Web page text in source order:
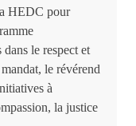
HEDC pour
le respect et
le révérend
à
la justice